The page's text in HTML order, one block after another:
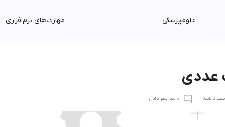
علوم‌پزشکی مهارت‌های نرم‌افزاری
عددی
0 نفر نظر دادن